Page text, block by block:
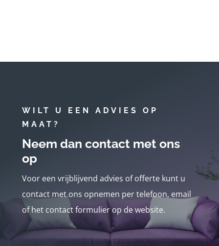
WILT U EEN ADVIES OP
MAAT?
Neem dan contact met ons
op
Voor een vrijblijvend advies of offerte kunt u
contact met ons opnemen per telefoon, email
of het contact formulier op de website.